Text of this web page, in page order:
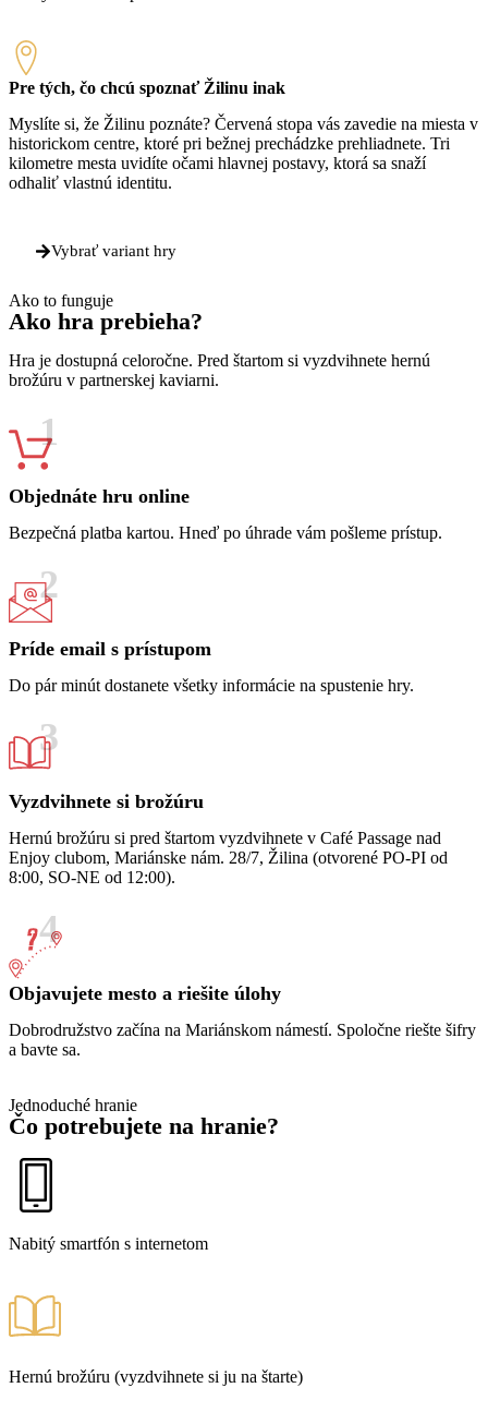
Pre tých, čo chcú spoznať Žilinu inak
Myslíte si, že Žilinu poznáte? Červená stopa vás zavedie na miesta v
historickom centre, ktoré pri bežnej prechádzke prehliadnete. Tri
kilometre mesta uvidíte očami hlavnej postavy, ktorá sa snaží
odhaliť vlastnú identitu.
Vybrať variant hry
Ako to funguje
Ako hra prebieha?
Hra je dostupná celoročne. Pred štartom si vyzdvihnete hernú
brožúru v partnerskej kaviarni.
Objednáte hru online
Bezpečná platba kartou. Hneď po úhrade vám pošleme prístup.
Príde email s prístupom
Do pár minút dostanete všetky informácie na spustenie hry.
Vyzdvihnete si brožúru
Hernú brožúru si pred štartom vyzdvihnete v Café Passage nad
Enjoy clubom, Mariánske nám. 28/7, Žilina (otvorené PO-PI od
8:00, SO-NE od 12:00).
Objavujete mesto a riešite úlohy
Dobrodružstvo začína na Mariánskom námestí. Spoločne riešte šifry
a bavte sa.
Jednoduché hranie
Čo potrebujete na hranie?
Nabitý smartfón s internetom
Hernú brožúru (vyzdvihnete si ju na štarte)